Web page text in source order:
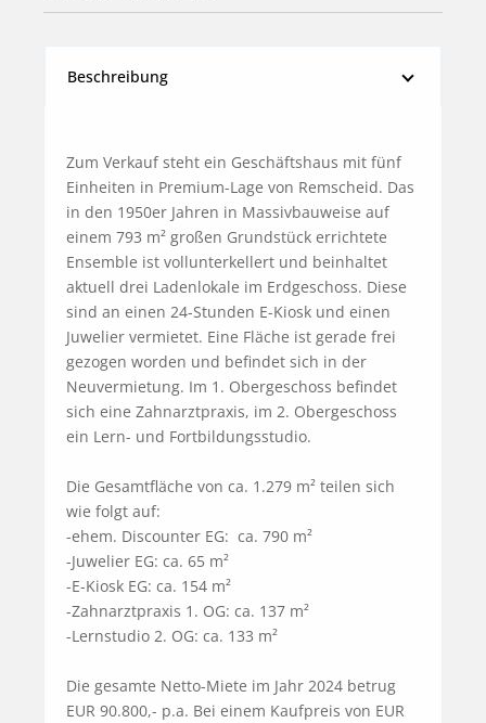
Beschreibung
Zum Verkauf steht ein Geschäftshaus mit fünf
Einheiten in Premium-Lage von Remscheid. Das
in den 1950er Jahren in Massivbauweise auf
einem 793 m² großen Grundstück errichtete
Ensemble ist vollunterkellert und beinhaltet
aktuell drei Ladenlokale im Erdgeschoss. Diese
sind an einen 24-Stunden E-Kiosk und einen
Juwelier vermietet. Eine Fläche ist gerade frei
gezogen worden und befindet sich in der
Neuvermietung. Im 1. Obergeschoss befindet
sich eine Zahnarztpraxis, im 2. Obergeschoss
ein Lern- und Fortbildungsstudio.
Die Gesamtfläche von ca. 1.279 m² teilen sich
wie folgt auf:
-ehem. Discounter EG:  ca. 790 m²
-Juwelier EG: ca. 65 m²
-E-Kiosk EG: ca. 154 m²
-Zahnarztpraxis 1. OG: ca. 137 m²
-Lernstudio 2. OG: ca. 133 m²
Die gesamte Netto-Miete im Jahr 2024 betrug
EUR 90.800,- p.a. Bei einem Kaufpreis von EUR